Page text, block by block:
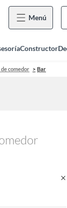
Menú
Constructor
comedor Bar